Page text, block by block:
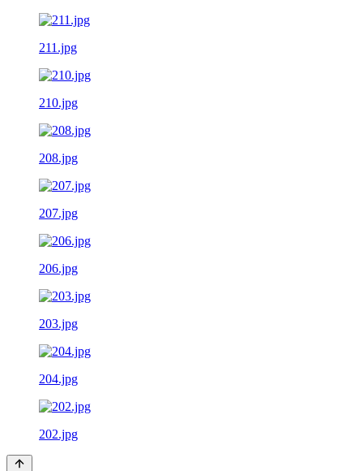
211.jpg
210.jpg
208.jpg
207.jpg
206.jpg
203.jpg
204.jpg
202.jpg